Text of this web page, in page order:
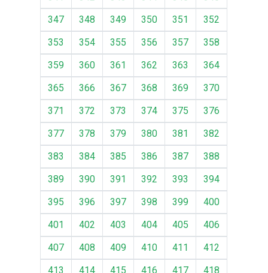
347
348 349 350 351
352
353
354 355 356 357
358
359
360 361 362 363
364
365
366 367 368 369
370
371
372 373 374 375
376
377
378 379 380 381
382
383
384 385 386 387
388
389
390 391 392 393
394
395
396 397 398 399
400
401
402 403 404 405
406
407
408 409 410 411
412
413
414 415 416 417 418